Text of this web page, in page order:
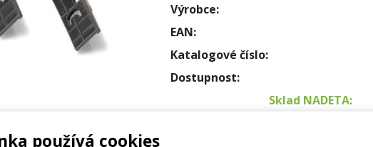
používá cookies
Výrobce:
EAN:
Katalogové číslo:
Dostupnost:
Sklad NADETA: